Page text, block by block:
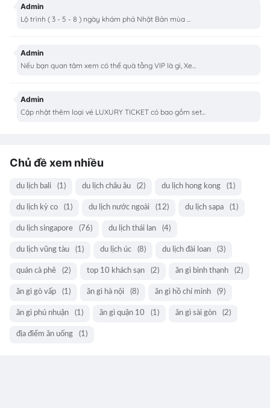
Admin
Lộ trình ( 3 - 5 - 8 ) ngày khám phá Nhật Bản mùa ...
Admin
Nếu bạn quan tâm xem có thể quà tằng VIP là gì, Xe...
Admin
Cập nhật thêm loại vé LUXURY TICKET có bao gồm set...
Chủ đề xem nhiều
du lịch bali (1) du lịch châu âu (2) du lịch hong kong (1)
du lịch kỳ co (1) du lịch nước ngoài (12) du lịch sapa (1)
du lịch singapore (76) du lịch thái lan (4)
du lịch vũng tàu (1) du lịch úc (8) du lịch đài loan (3)
quán cà phê (2) top 10 khách sạn (2) ăn gì bình thạnh (2)
ăn gì gò vấp (1) ăn gì hà nội (8) ăn gì hồ chí minh (9)
ăn gì phú nhuận (1) ăn gì quận 10 (1) ăn gì sài gòn (2)
địa điểm ăn uống (1)